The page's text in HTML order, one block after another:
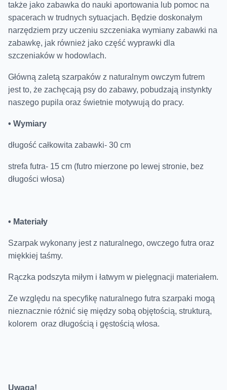
także jako zabawka do nauki aportowania lub pomoc na
spacerach w trudnych sytuacjach. Będzie doskonałym
narzędziem przy uczeniu szczeniaka wymiany zabawki na
zabawkę, jak również jako część wyprawki dla
szczeniaków w hodowlach.
Główną zaletą szarpaków z naturalnym owczym futrem
jest to, że zachęcają psy do zabawy, pobudzają instynkty
naszego pupila oraz świetnie motywują do pracy.
• Wymiary
długość całkowita zabawki- 30 cm
strefa futra- 15 cm (futro mierzone po lewej stronie, bez
długości włosa)
• Materiały
Szarpak wykonany jest z naturalnego, owczego futra oraz
miękkiej taśmy.
Rączka podszyta miłym i łatwym w pielęgnacji materiałem.
Ze względu na specyfikę naturalnego futra szarpaki mogą
nieznacznie różnić się między sobą objętością, strukturą,
kolorem oraz długością i gęstością włosa.
Uwaga!